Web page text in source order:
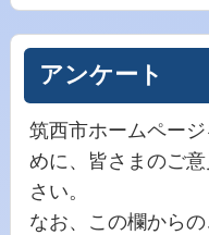
アンケート
筑西市ホームペー
めに、皆さまのご
さい。
なお、この欄から